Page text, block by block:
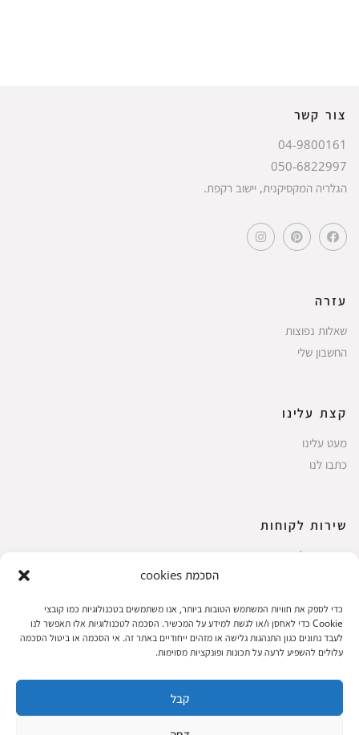
הסכמת cookies
כדי לספק את חוויות המשתמש הטובות ביותר, אנו משתמשים בטכנולוגיות כמו קובצי
Cookie כדי לאחסן ו/או לגשת למידע על המכשיר. הסכמה לטכנולוגיות אלו תאפשר לנו
לעבד נתונים כגון התנהגות גלישה או מזהים ייחודיים באתר זה. אי הסכמה או ביטול הסכמה
עלולים להשפיע לרעה על תכונות ופונקציות מסוימות.
קבל
צור קשר
04-9800161
050-6822997
הגלריה המקסיקנית, יישוב רקפת.
עזרה
שאלות נפוצות
החשבון שלי
קצת עלינו
מעט עלינו
כתבו לנו
שירות לקוחות
החשבון שלי
עגלת קניות
תקנון אתר